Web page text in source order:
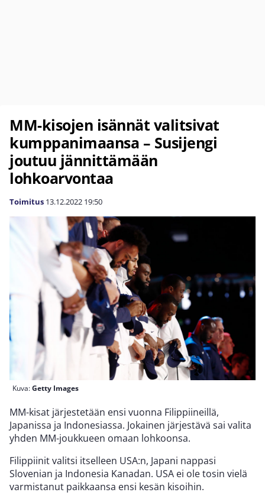
MM-kisojen isännät valitsivat
kumppanimaansa – Susijengi
joutuu jännittämään
lohkoarvontaa
Toimitus 13.12.2022 19:50
Kuva:Getty Images
MM-kisat järjestetään ensi vuonna Filippiineillä,
Japanissa ja Indonesiassa. Jokainen järjestävä sai valita
yhden MM-joukkueen omaan lohkoonsa.
Filippiinit valitsi itselleen USA:n, Japani nappasi
Slovenian ja Indonesia Kanadan. USA ei ole tosin vielä
varmistanut paikkaansa ensi kesän kisoihin.